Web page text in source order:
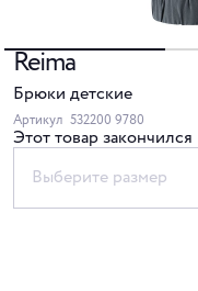
Reima
Брюки детские
Артикул 532200 9780
Этот товар закончился
Выберите размер